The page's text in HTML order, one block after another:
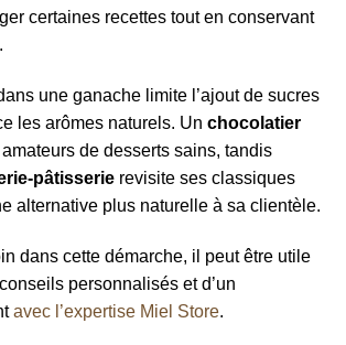
certaines recettes tout en conservant
.
une ganache limite l’ajout de sucres
les arômes naturels. Un chocolatier
de desserts sains, tandis
pâtisserie revisite ses classiques
alternative plus naturelle à sa clientèle.
dans cette démarche, il peut être utile
personnalisés et d’un
avec l’expertise Miel Store.